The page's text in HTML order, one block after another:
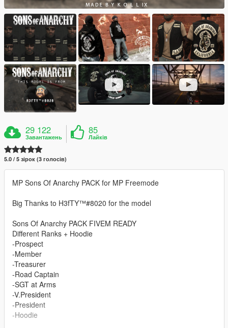
29 122
Завантажень
85
Лайків
5.0 / 5 зірок (3 голосів)
MP Sons Of Anarchy PACK for MP Freemode
Big Thanks to H3fTY™#8020 for the model
Sons Of Anarchy PACK FIVEM READY
Different Ranks + Hoodie
-Prospect
-Member
-Treasurer
-Road Captain
-SGT at Arms
-V.President
-President
-Hoodie